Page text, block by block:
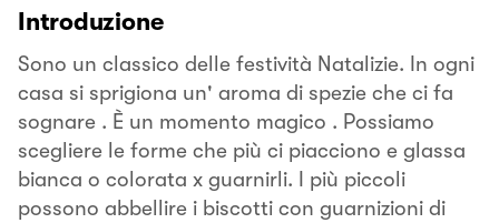
Introduzione
Sono un classico delle festività Natalizie. In ogni
casa si sprigiona un' aroma di spezie che ci fa
sognare . È un momento magico . Possiamo
scegliere le forme che più ci piacciono e glassa
bianca o colorata x guarnirli. I più piccoli
possono abbellire i biscotti con guarnizioni di